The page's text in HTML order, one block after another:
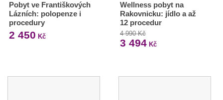
Pobyt ve Františkových
Lázních: polopenze i
procedury
2 450 Kč
Wellness pobyt na
Rakovnicku: jídlo a až
12 procedur
4 990 Kč
3 494Kč